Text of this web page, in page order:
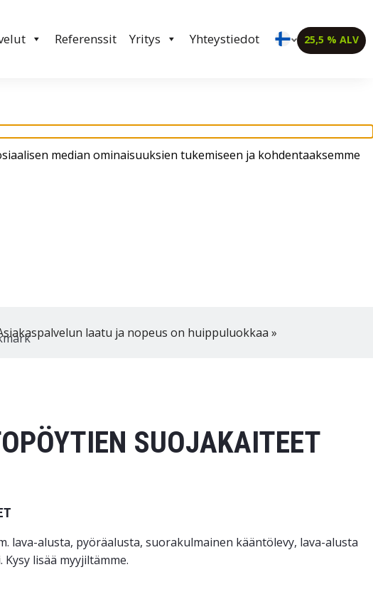
median ominaisuuksien tukemiseen ja kohdentaaksemme
Referenssit Yritys Yhteystiedot 25,5 % ALV
laatu ja nopeus on huippuluokkaa »
SUOJAKAITEET
lava-alusta, pyöräalusta, suorakulmainen kääntölevy, lava-alusta
lisää myyjiltämme.